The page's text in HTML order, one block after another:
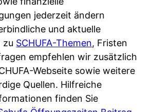
jederzeit ändern
und aktuelle
zu SCHUFA-Themen, Fristen
empfehlen wir zusätzlich
Webseite sowie weitere
Quellen. Hilfreiche
finden Sie